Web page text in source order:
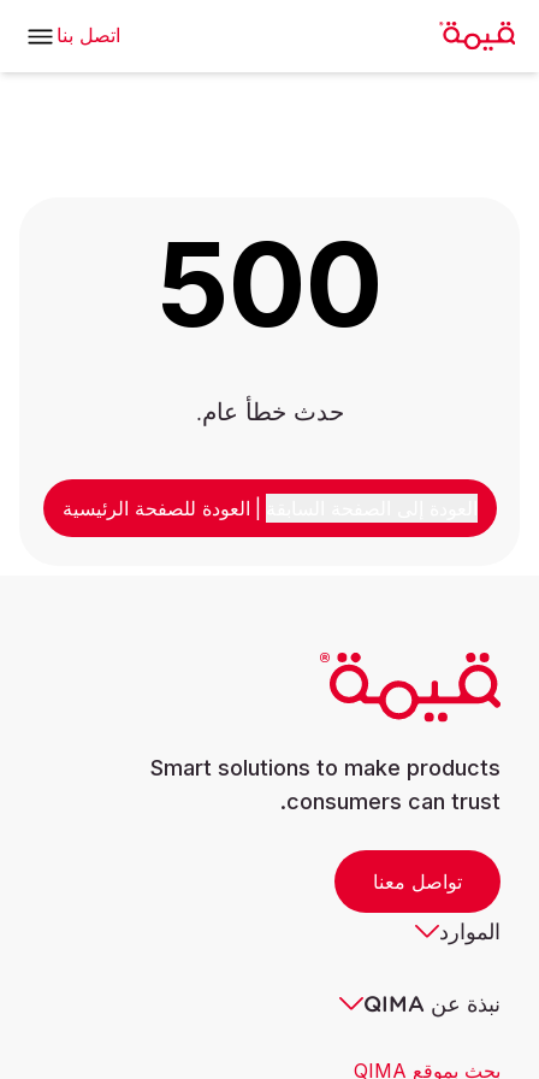
اتصل بنا
500
حدث خطأ عام.
العودة للصفحة الرئيسية
Smart solutions to make products
consumers can trust.
تواصل معنا
الموارد
نبذة عن QIMA
بحث بموقع QIMA